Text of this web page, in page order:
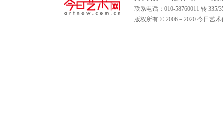
联系电话：010-58760011 转
版权所有 © 2006－2020 今日艺